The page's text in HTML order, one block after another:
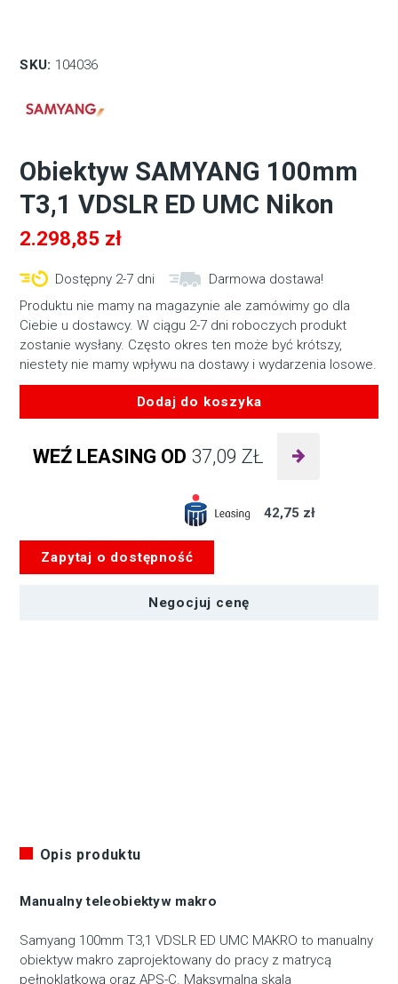
SKU: 104036
Obiektyw SAMYANG 100mm
T3,1 VDSLR ED UMC Nikon
2.298,85 zł
Dostępny 2-7 dni
Darmowa dostawa!
Produktu nie mamy na magazynie ale zamówimy go dla
Ciebie u dostawcy. W ciągu 2-7 dni roboczych produkt
zostanie wysłany. Często okres ten może być krótszy,
niestety nie mamy wpływu na dostawy i wydarzenia losowe.
Dodaj do koszyka
Obiektyw
SAMYANG
ED
UMC
WEŹ LEASING OD 37,09ZŁ
42,75 zł
Zapytaj o dostępność
Negocjuj cenę
Opis produktu
Manualny teleobiektyw makro
Samyang 100mm T3,1 VDSLR ED UMC MAKRO to manualny
obiektyw makro zaprojektowany do pracy z matrycą
pełnoklatkową oraz APS-C. Maksymalna skala